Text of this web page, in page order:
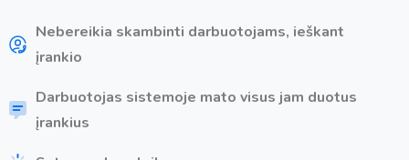
Nebereikia skambinti darbuotojams, ieškant
įrankio
Darbuotojas sistemoje mato visus jam duotus
įrankius